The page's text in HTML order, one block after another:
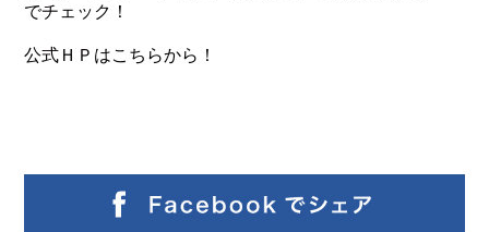
でチェック！
公式ＨＰはこちらから！